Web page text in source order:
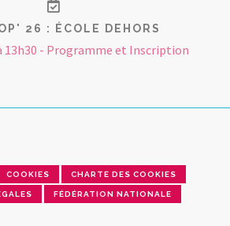
26 : ÉCOLE DEHORS
13h30 - Programme et Inscription
COOKIES CHARTE DES COOKIES
FÉDÉRATION NATIONALE